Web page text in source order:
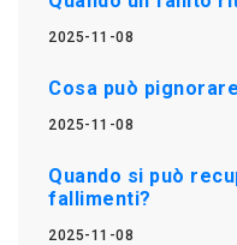
2025-11-08
Cosa può
2025-11-08
Quando si può
fallimenti?
2025-11-08